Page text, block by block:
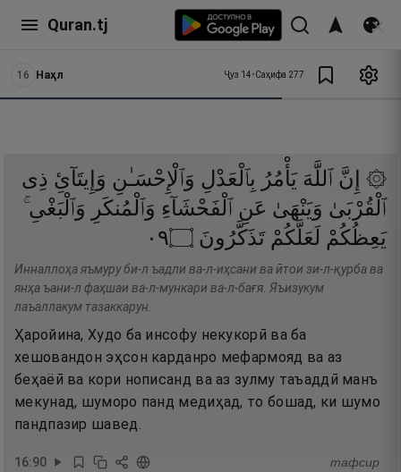
Quran.tj
16 Наҳл Ҷуз 14•Саҳифа 277
۞ إِنَّ ٱللَّهَ يَأْمُرُ بِٱلْعَدْلِ وَٱلْإِحْسَـٰنِ وَإِيتَآئِ ذِى
ٱلْقُرْبَىٰ وَيَنْهَىٰ عَنِ ٱلْفَحْشَآءِ وَٱلْمُنكَرِ وَٱلْبَغْىِ ۚ
يَعِظُكُمْ لَعَلَّكُمْ تَذَكَّرُونَ ۝٩٠
Инналлоҳа яъмуру би-л ъадли ва-л-иҳсани ва ӣтои зи-л-қурба ва
янҳа ъани-л фаҳшаи ва-л-мункари ва-л-бағя. Яъизукум
лаъаллакум тазаккарун.
Ҳаройина, Худо ба инсофу некукорӣ ва ба
хешовандон эҳсон карданро мефармояд ва аз
беҳаёӣ ва кори нописанд ва аз зулму таъаддӣ манъ
мекунад, шуморо панд медиҳад, то бошад, ки шумо
пандпазир шавед.
16:90 тафсир